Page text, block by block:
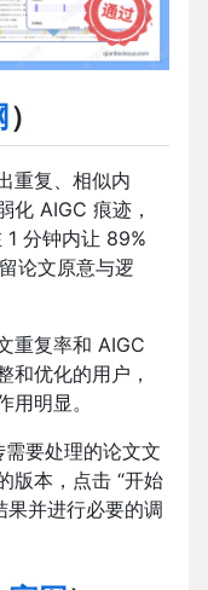
）
重复、相似内
化 AIGC 痕迹，
分钟内让 89%
论文原意与逻
重复率和 AIGC
和优化的用户，
明显。
需要处理的论文文
版本，点击 “开始
果并进行必要的调